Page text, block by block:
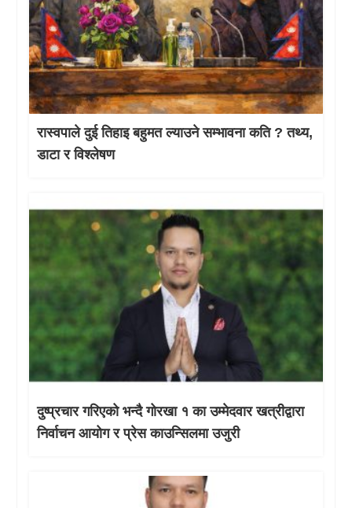
रास्वपाले दुई तिहाइ बहुमत ल्याउने सम्भावना कति ? तथ्य,
डाटा र विश्लेषण
दुष्प्रचार गरिएको भन्दै गोरखा १ का उम्मेदवार खत्रीद्वारा
निर्वाचन आयोग र प्रेस काउन्सिलमा उजुरी